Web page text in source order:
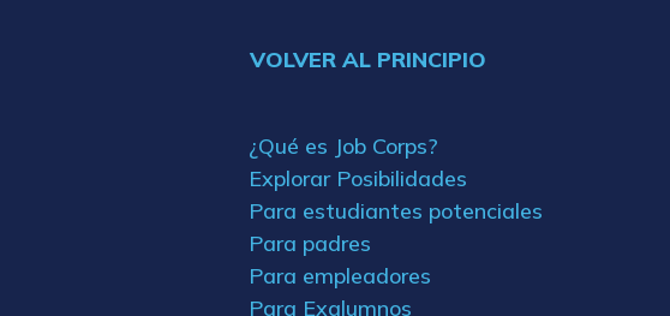
VOLVER AL PRINCIPIO
¿Qué es Job Corps?
Explorar Posibilidades
Para estudiantes potenciales
Para padres
Para empleadores
Para Exalumnos